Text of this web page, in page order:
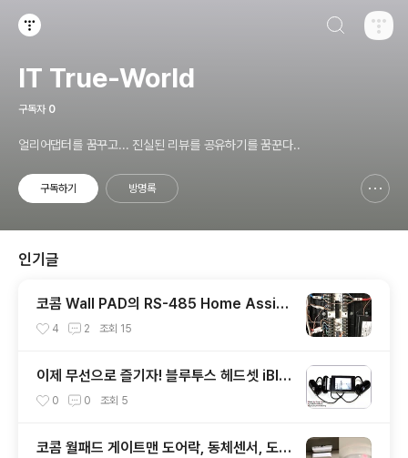
IT True-World
구독자 0
얼리어댑터를 꿈꾸고... 진실된 리뷰를 공유하기를 꿈꾼다..
구독하기 방명록
인기글
코콤 Wall PAD의 RS-485 Home Assist
ant 연동을 위한 H/W
4 2 조회 15
이제 무선으로 즐기자! 블루투스 헤드셋 iBlu
on HS02-HQ
0 0 조회 5
코콤 월패드 게이트맨 도어락, 동체센서, 도어